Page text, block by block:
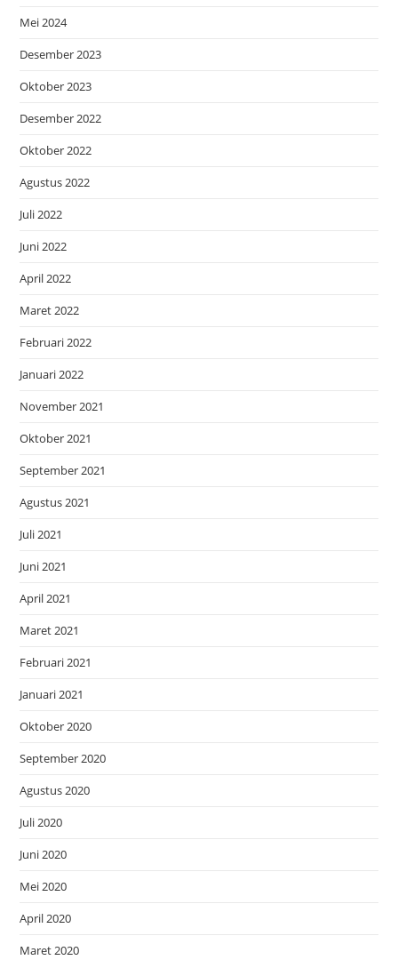
Mei 2024
Desember 2023
Oktober 2023
Desember 2022
Oktober 2022
Agustus 2022
Juli 2022
Juni 2022
April 2022
Maret 2022
Februari 2022
Januari 2022
November 2021
Oktober 2021
September 2021
Agustus 2021
Juli 2021
Juni 2021
April 2021
Maret 2021
Februari 2021
Januari 2021
Oktober 2020
September 2020
Agustus 2020
Juli 2020
Juni 2020
Mei 2020
April 2020
Maret 2020